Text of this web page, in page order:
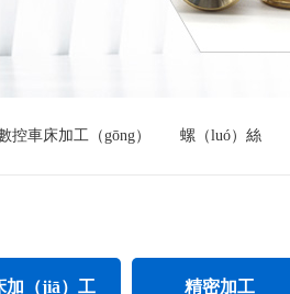
控車床加工（gōng） 螺（luó）絲
加（jiā）工 精密加工